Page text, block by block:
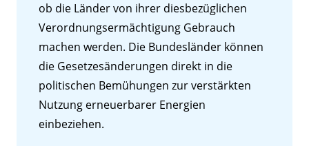
ob die Länder von ihrer diesbezüglichen
Verordnungsermächtigung Gebrauch
machen werden. Die Bundesländer können
die Gesetzesänderungen direkt in die
politischen Bemühungen zur verstärkten
Nutzung erneuerbarer Energien
einbeziehen.